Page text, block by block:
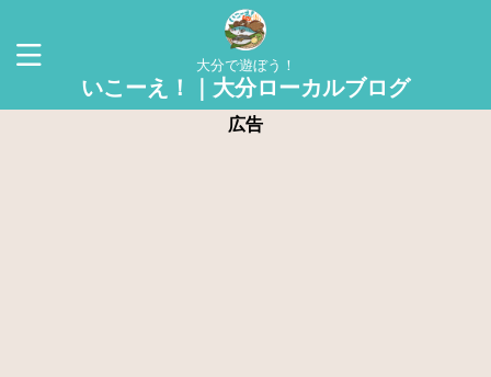
大分で遊ぼう！
いこーえ！｜大分ローカルブログ
広告